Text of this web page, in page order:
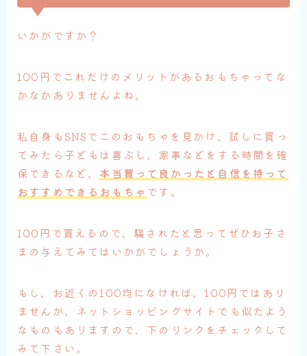
いかがですか？
100円でこれだけのメリットがあるおもちゃってな
かなかありませんよね。
私自身もSNSでこのおもちゃを見かけ、試しに買っ
てみたら子どもは喜ぶし、家事などをする時間を確
保できるなど、 本当買って良かったと自信を持って
おすすめできるおもちゃ です。
100円で買えるので、騙されたと思ってぜひお子さ
まの与えてみてはいかがでしょうか。
もし、お近くの100均になければ、100円ではあり
ませんが、ネットショッピングサイトでも似たよう
なものもありますので、下のリンクをチェックして
みて下さい。